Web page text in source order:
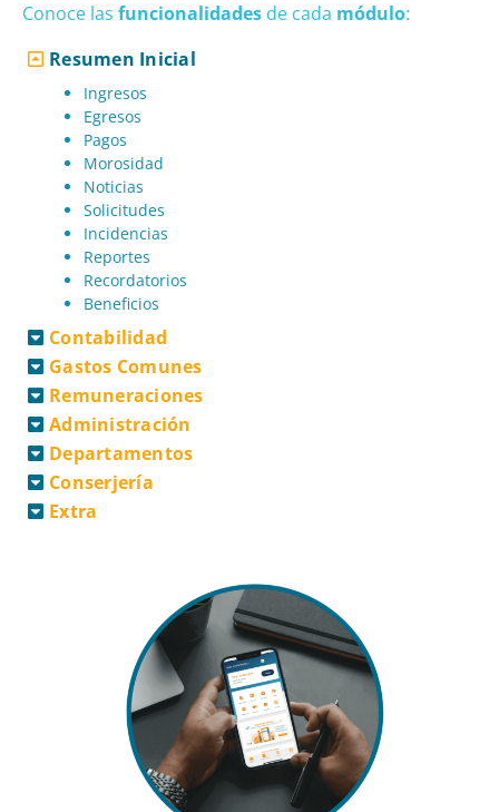
Conoce las funcionalidades de cada módulo:
Resumen Inicial
Ingresos
Egresos
Pagos
Morosidad
Noticias
Solicitudes
Incidencias
Reportes
Recordatorios
Beneficios
Contabilidad
Gastos Comunes
Remuneraciones
Administración
Departamentos
Conserjería
Extra